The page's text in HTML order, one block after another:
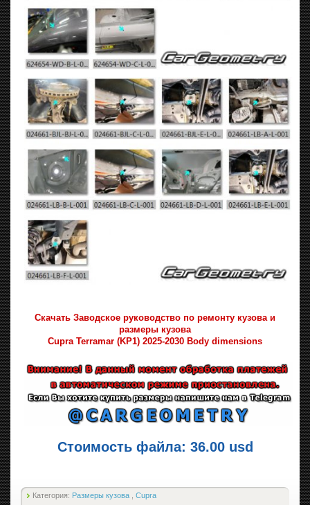
Скачать Заводское руководство по ремонту кузова и
размеры кузова
Cupra Terramar (KP1) 2025-2030 Body dimensions
Стоимость файла: 36.00 usd
Категория: Размеры кузова , Cupra